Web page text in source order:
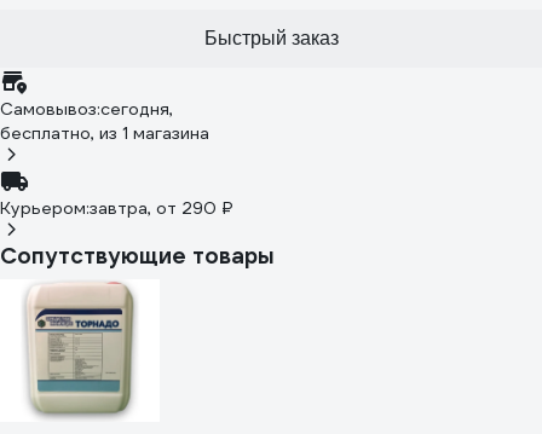
Быстрый заказ
Самовывоз:сегодня,
бесплатно, из 1 магазина
Курьером:завтра, от 290 ₽
Сопутствующие товары